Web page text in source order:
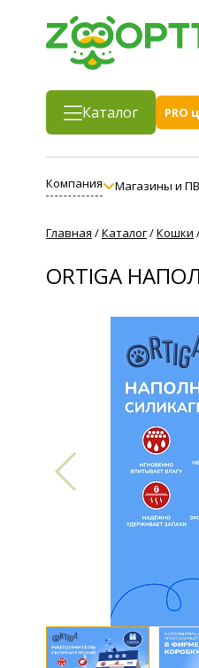
Каталог
PRO
Компания Магазины и
Главная /Каталог/Кошки
ORTIGA